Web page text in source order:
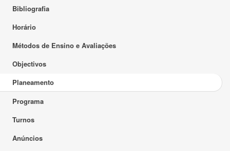
Bibliografia
Horário
Métodos de Ensino e Avaliações
Objectivos
Planeamento
Programa
Turnos
Anúncios